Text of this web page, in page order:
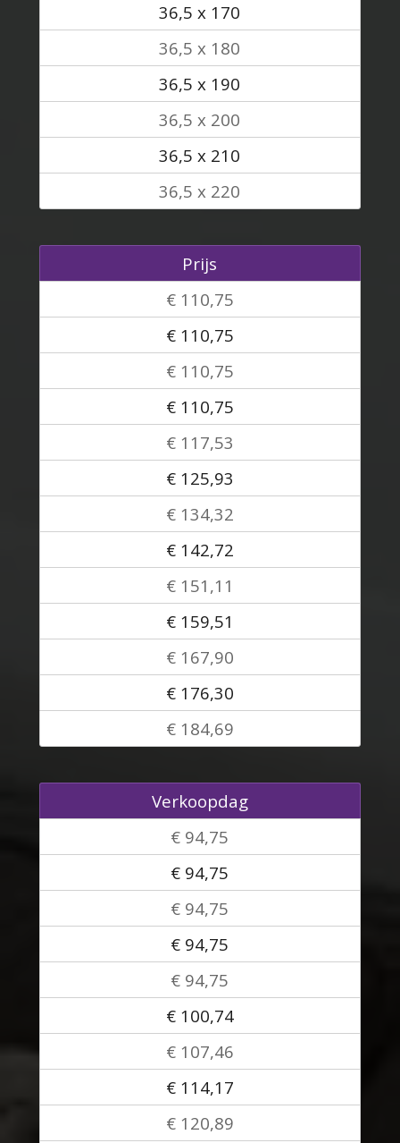
36,5 x 170
36,5 x 180
36,5 x 190
36,5 x 200
36,5 x 210
36,5 x 220
Prijs
€ 110,75
€ 110,75
€ 110,75
€ 110,75
€ 117,53
€ 125,93
€ 134,32
€ 142,72
€ 151,11
€ 159,51
€ 167,90
€ 176,30
€ 184,69
Verkoopdag
€ 94,75
€ 94,75
€ 94,75
€ 94,75
€ 94,75
€ 100,74
€ 107,46
€ 114,17
€ 120,89